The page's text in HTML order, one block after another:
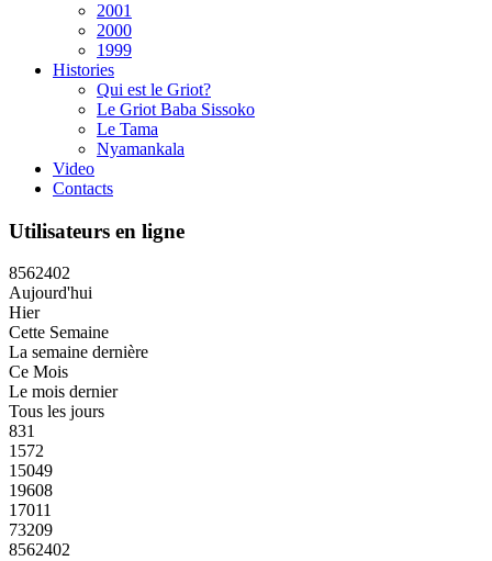
2001
2000
1999
Histories
Qui est le Griot?
Le Griot Baba Sissoko
Le Tama
Nyamankala
Video
Contacts
Utilisateurs en ligne
8562402
Aujourd'hui
Hier
Cette Semaine
La semaine dernière
Ce Mois
Le mois dernier
Tous les jours
831
1572
15049
19608
17011
73209
8562402